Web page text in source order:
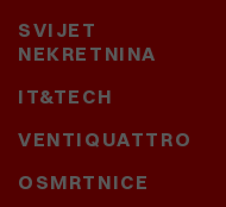
SVIJET
NEKRETNINA
IT&TECH
VENTIQUATTRO
OSMRTNICE